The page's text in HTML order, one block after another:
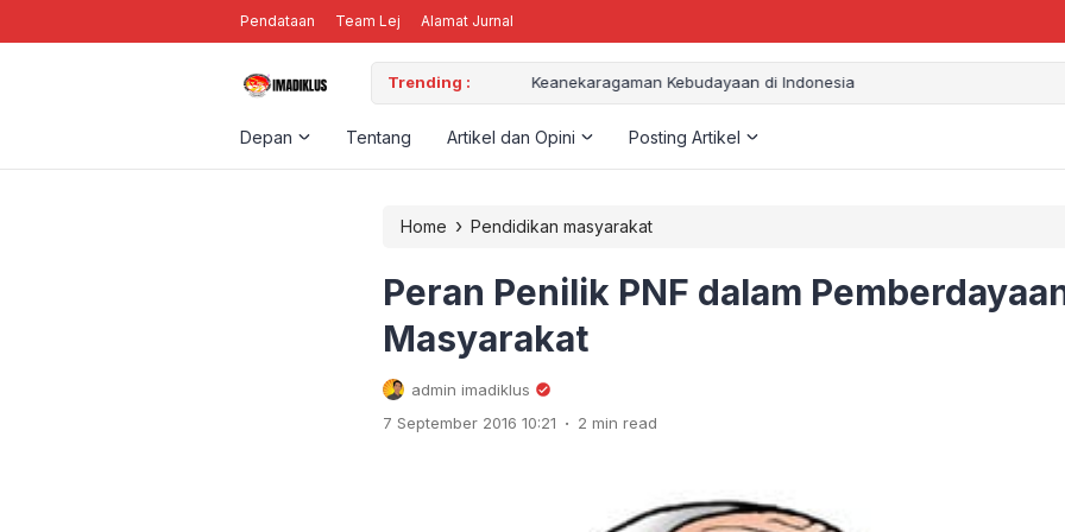
Pendataan Team Lej Alamat Jurnal
Trending : Keanekaragaman Kebudayaan di Indonesia
Depan Tentang Artikel dan Opini Posting Artikel
Home › Pendidikan masyarakat
Peran Penilik PNF dalam
Masyarakat
admin imadiklus
7 September 2016 10:21 . 2 min read